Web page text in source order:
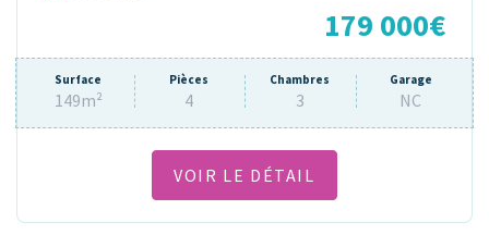
179 000€
Surface
149m²
Pièces
4
Chambres
3
Garage
NC
VOIR LE DÉTAIL